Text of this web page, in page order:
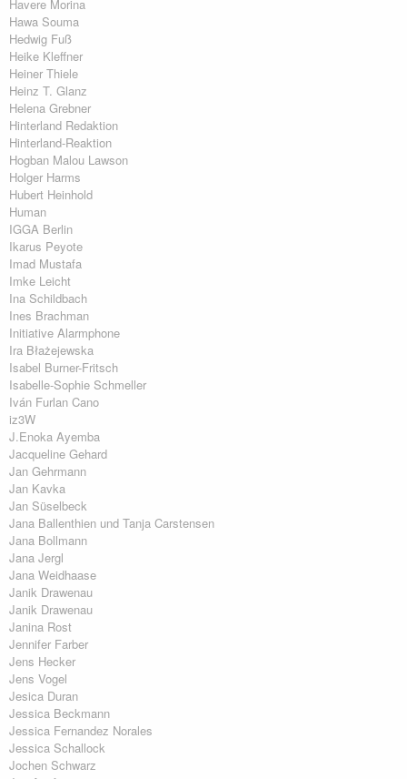
Havere Morina
Hawa Souma
Hedwig Fuß
Heike Kleffner
Heiner Thiele
Heinz T. Glanz
Helena Grebner
Hinterland Redaktion
Hinterland-Reaktion
Hogban Malou Lawson
Holger Harms
Hubert Heinhold
Human
IGGA Berlin
Ikarus Peyote
Imad Mustafa
Imke Leicht
Ina Schildbach
Ines Brachman
Initiative Alarmphone
Ira Błażejewska
Isabel Burner-Fritsch
Isabelle-Sophie Schmeller
Iván Furlan Cano
iz3W
J.Enoka Ayemba
Jacqueline Gehard
Jan Gehrmann
Jan Kavka
Jan Süselbeck
Jana Ballenthien und Tanja Carstensen
Jana Bollmann
Jana Jergl
Jana Weidhaase
Janik Drawenau
Janik Drawenau
Janina Rost
Jennifer Farber
Jens Hecker
Jens Vogel
Jesica Duran
Jessica Beckmann
Jessica Fernandez Norales
Jessica Schallock
Jochen Schwarz